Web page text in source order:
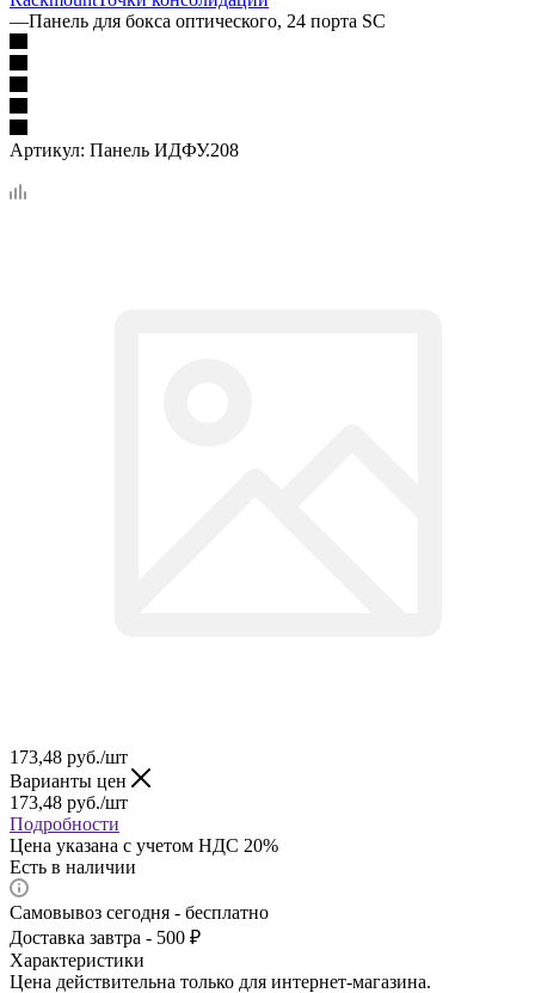
—Панель для бокса оптического, 24 порта SC
Артикул: Панель ИДФУ.208
173,48 руб./шт
Варианты цен
173,48 руб./шт
Подробности
Цена указана с учетом НДС 20%
Есть в наличии
Самовывоз сегодня - бесплатно
Доставка завтра - 500 ₽
Характеристики
Цена действительна только для интернет-магазина.